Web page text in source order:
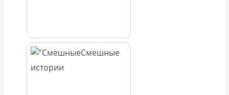
Смешные
истории